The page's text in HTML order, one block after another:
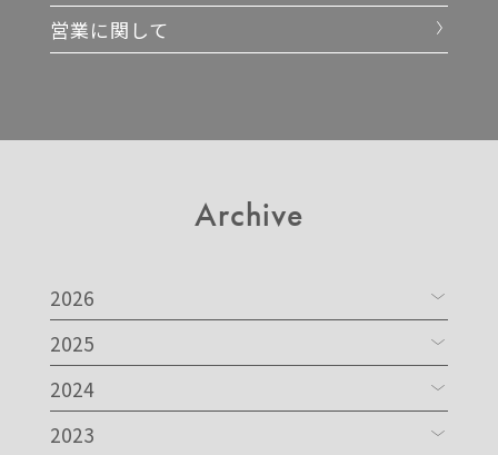
営業に関して
Archive
2026
2025
2024
2023